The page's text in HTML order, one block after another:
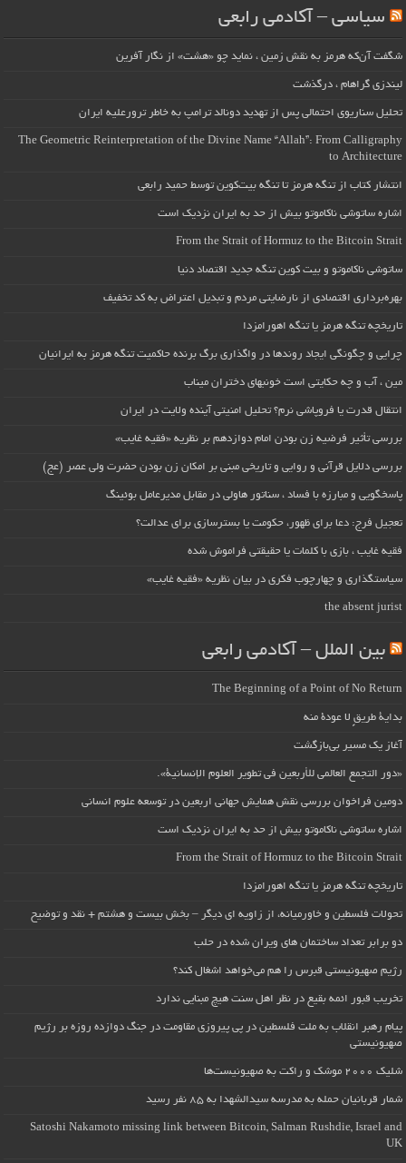
سیاسی – آکادمی رابعی
شگفت آن‌که هرمز به نقش زمین ، نماید چو «هشت» از نگار آفرین
لیندزی گراهام ، درگذشت
تحلیل سناریوی احتمالی پس از تهدید دونالد ترامپ به خاطر ترورعلیه ایران
The Geometric Reinterpretation of the Divine Name “Allah”: From Calligraphy
to Architecture
انتشار کتاب از تنگه هرمز تا تنگه بیت‌کوین توسط حمید رابعی
اشاره ساتوشی ناکاموتو بیش از حد به ایران نزدیک است
From the Strait of Hormuz to the Bitcoin Strait
ساتوشی ناکاموتو و بیت کوین تنگه جدید اقتصاد دنیا
بهره‌برداری اقتصادی از نارضایتی مردم و تبدیل اعتراض به کد تخفیف
تاریخچه تنگه هرمز یا تنگه اهورامزدا
چرایی و چگونگی ایجاد روندها در واگذاری برگ برنده حاکمیت تنگه هرمز به ایرانیان
مین ، آب و چه حکایتی است خونبهای دختران میناب
انتقال قدرت یا فروپاشی نرم؟ تحلیل امنیتی آینده ولایت در ایران
بررسی تأثیر فرضیه زن بودن امام دوازدهم بر نظریه «فقیه غایب»
بررسی دلایل قرآنی و روایی و تاریخی مبنی بر امکان زن بودن حضرت ولی عصر (عج)
پاسخگویی و مبارزه با فساد ، سناتور هاولی در مقابل مدیرعامل بوئینگ
تعجیل فرج: دعا برای ظهور، حکومت یا بسترسازی برای عدالت؟
فقیه غایب ، بازی با کلمات یا حقیقتی فراموش شده
سیاستگذاری و چهارچوب فکری در بیان نظریه «فقیه غایب»
the absent jurist
بین الملل – آکادمی رابعی
The Beginning of a Point of No Return
بداية طريقٍ لا عودة منه
آغاز یک مسیر بی‌بازگشت
«دور التجمع العالمي للأربعين في تطوير العلوم الإنسانية».
دومین فراخوان بررسی نقش همایش جهانی اربعین در توسعه علوم انسانی
اشاره ساتوشی ناکاموتو بیش از حد به ایران نزدیک است
From the Strait of Hormuz to the Bitcoin Strait
تاریخچه تنگه هرمز یا تنگه اهورامزدا
تحولات فلسطین و خاورمیانه، از زاویه ای دیگر – بخش بیست و هشتم + نقد و توضیح
دو برابر تعداد ساختمان های ویران شده در حلب
رژیم صهیونیستی قبرس را هم می‌خواهد اشغال کند؟
تخریب قبور ائمه بقیع در نظر اهل سنت هیچ مبنایی ندارد
پیام رهبر انقلاب به ملت فلسطین در پی پیروزی مقاومت در جنگ دوازده روزه بر رژیم
صهیونیستی
شلیک ۲۰۰۰ موشک و راکت به صهیونیست‌ها
شمار قربانیان حمله به مدرسه سیدالشهدا به ۸۵ نفر رسید
Satoshi Nakamoto missing link between Bitcoin, Salman Rushdie, Israel and
UK